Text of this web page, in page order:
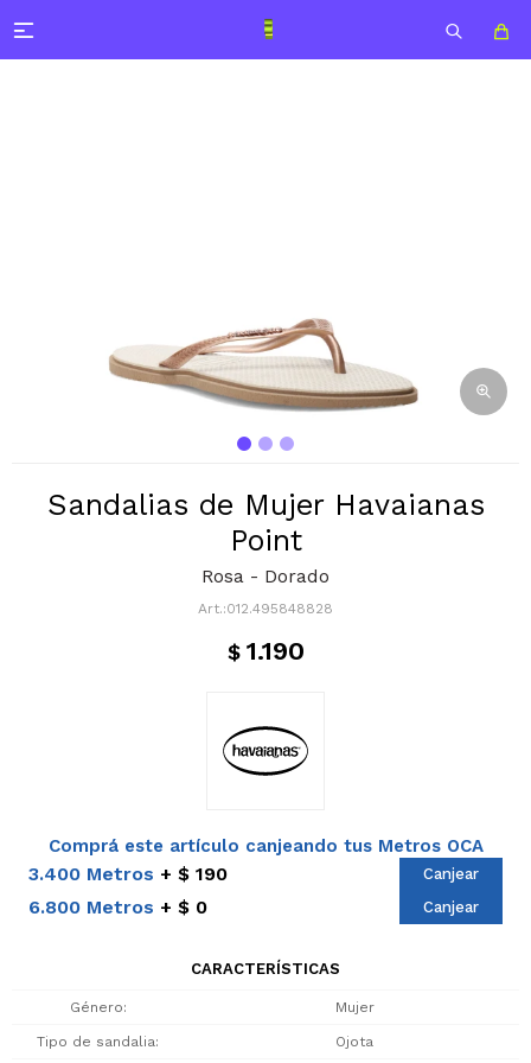

Sandalias de Mujer Havaianas
Point
Rosa - Dorado
012.495848828
$ 1.190
Comprá este artículo canjeando tus Metros OCA
3.400 Metros $ 190 Canjear
6.800 Metros $ 0 Canjear
CARACTERÍSTICAS
Género Mujer
Tipo de sandalia Ojota